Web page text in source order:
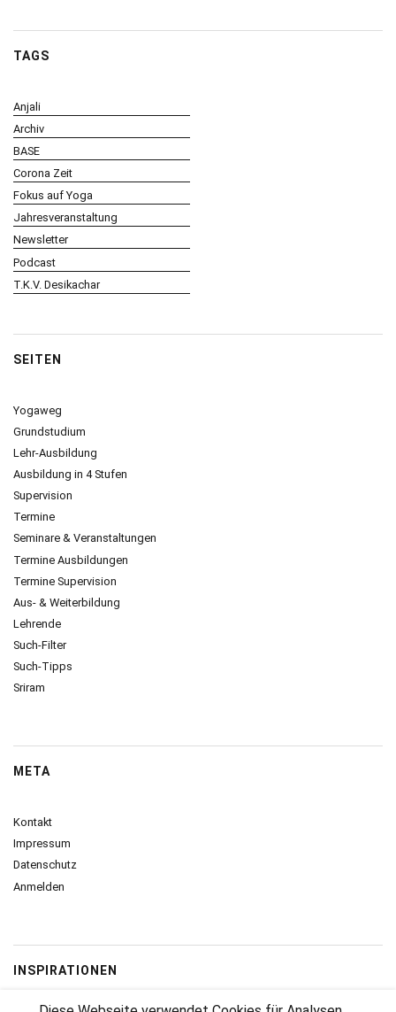
TAGS
Anjali
Archiv
BASE
Corona Zeit
Fokus auf Yoga
Jahresveranstaltung
Newsletter
Podcast
T.K.V. Desikachar
SEITEN
Yogaweg
Grundstudium
Lehr-Ausbildung
Ausbildung in 4 Stufen
Supervision
Termine
Seminare & Veranstaltungen
Termine Ausbildungen
Termine Supervision
Aus- & Weiterbildung
Lehrende
Such-Filter
Such-Tipps
Sriram
META
Kontakt
Impressum
Datenschutz
Anmelden
INSPIRATIONEN